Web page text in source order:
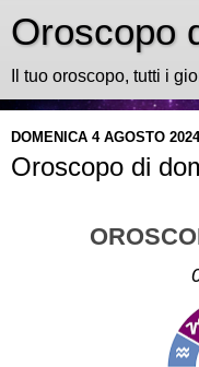
Oroscopo
Il tuo oroscopo, tutti i
DOMENICA 4 AGOSTO 2024
Oroscopo di